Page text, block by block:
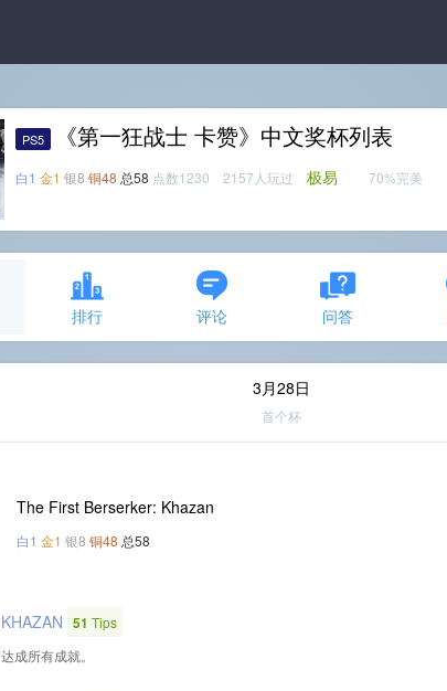
PS5 《第一狂战士 卡赞》中文奖杯列表
白1 金1 银8 铜48 总58 点数1230 2157人玩过 极易 70%完美
排行 评论 问答
3月28日
首个杯
The First Berserker: Khazan
白1 金1 银8 铜48 总58
KHAZAN 51 Tips
达成所有成就。